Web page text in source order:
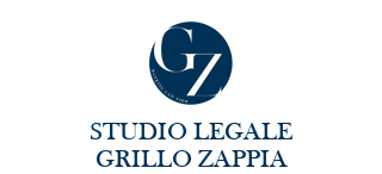
STUDIO LEGALE
GRILLO ZAPPIA